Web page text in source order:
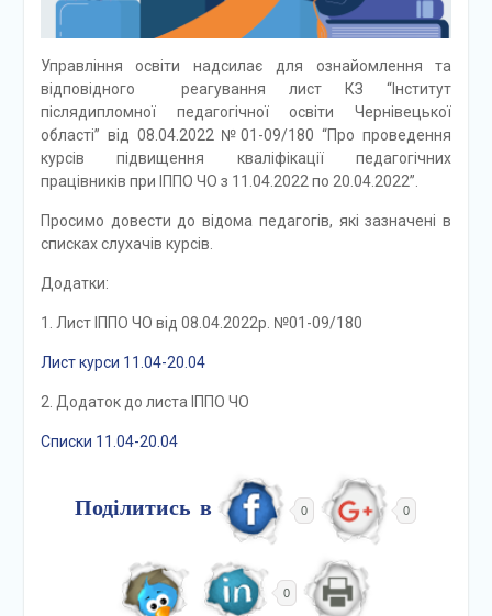
Управління освіти надсилає для ознайомлення та
відповідного реагування лист КЗ “Інститут
післядипломної педагогічної освіти Чернівецької
області” від 08.04.2022 №01-09/180 “Про проведення
курсів підвищення кваліфікації педагогічних
працівників при ІППО ЧО з 11.04.2022 по 20.04.2022”.
Просимо довести до відома педагогів, які зазначені в
списках слухачів курсів.
Додатки:
1. Лист ІППО ЧО від 08.04.2022р. №01-09/180
Лист курси 11.04-20.04
2. Додаток до листа ІППО ЧО
Списки 11.04-20.04
Поділитись в 0 0
0